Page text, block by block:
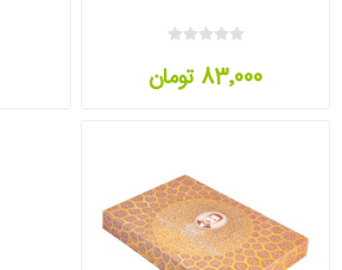
83٬000 تومان